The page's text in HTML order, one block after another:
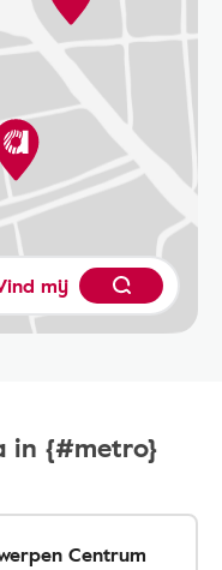
mij
in {#metro}
Centrum